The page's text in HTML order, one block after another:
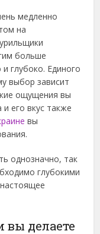
медленно
на
больше
глубоко. Единого
выбор зависит
ощущения вы
его вкус также
вы
однозначно, так
глубокими
вы делаете